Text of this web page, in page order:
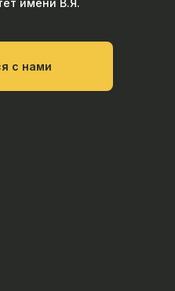
имени В.Я.
с нами